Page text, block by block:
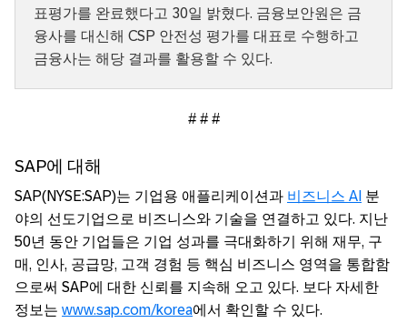
표평가를 완료했다고 30일 밝혔다. 금융보안원은 금
융사를 대신해 CSP 안전성 평가를 대표로 수행하고
금융사는 해당 결과를 활용할 수 있다.
# # #
SAP에 대해
SAP(NYSE:SAP)는 기업용 애플리케이션과 비즈니스 AI 분
야의 선도기업으로 비즈니스와 기술을 연결하고 있다. 지난
50년 동안 기업들은 기업 성과를 극대화하기 위해 재무, 구
매, 인사, 공급망, 고객 경험 등 핵심 비즈니스 영역을 통합함
으로써 SAP에 대한 신뢰를 지속해 오고 있다. 보다 자세한
정보는 www.sap.com/korea에서 확인할 수 있다.